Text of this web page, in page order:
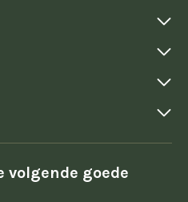
volgende goede